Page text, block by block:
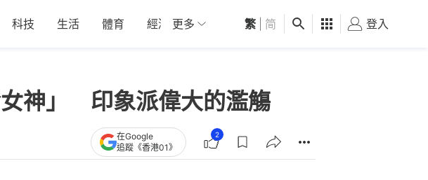
科技 生活 體育 經濟 01深圳 觀點 健康 好食玩飛
更多 繁 简 登入
神」 印象派偉大的濫觴
在Google
追蹤《香港01》
2